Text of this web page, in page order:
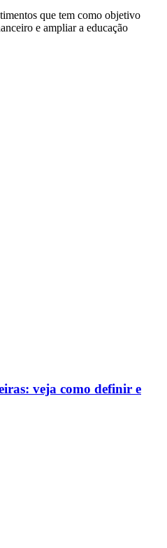
que tem como objetivo
e ampliar a educação
veja como definir e